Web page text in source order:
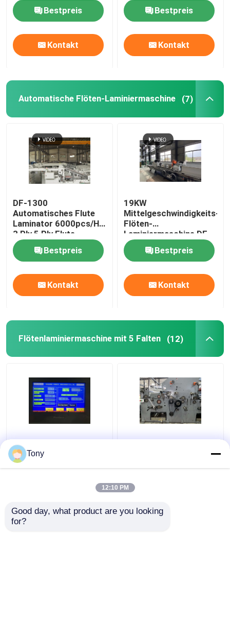
Bestpreis
Kontakt
Bestpreis
Kontakt
Automatische Flöten-Laminiermaschine (7)
DF-1300
Automatisches Flute
Laminator 6000pcs/H
3 Ply 5 Ply Flute
Laminator
Bestpreis
Kontakt
19KW
Mittelgeschwindigkeits-
Flöten-
Laminiermaschine DF-
1650L
Bestpreis
Kontakt
Flötenlaminiermaschine mit 5 Falten (12)
Automatische Flöten-
Laminiermaschine mit
zwei
1650 * 1450 mm 5-
lagige Flötenlaminator-
Tony
12:10 PM
Good day, what product are you looking
for?